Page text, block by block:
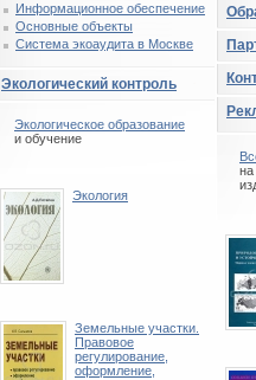
на
Информационное обеспечение
Основные объекты
Система экоаудита в Москве
Экологический контроль
Экологическое образование
и обучение
Экология
Земельные участки.
Правовое
регулирование,
оформление,